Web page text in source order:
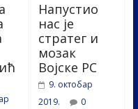
Напустио
нас је
стратег и
мозак
Војске РС
9. октобар
2019.
0